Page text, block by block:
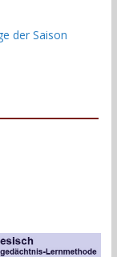
der Saison